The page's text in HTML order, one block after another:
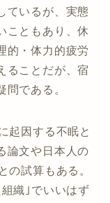
ているが、実態
こともあり、休
的・体力的疲労
ことだが、宿
である。
起因する不眠と
論文や日本人の
試算もある。
織｣でいいはず